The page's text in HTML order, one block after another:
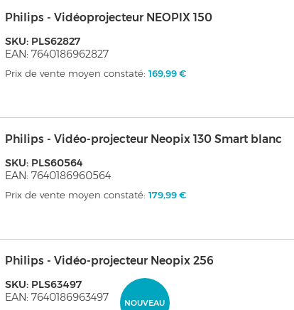
Philips - Vidéoprojecteur NEOPIX 150
SKU: PLS62827
EAN: 7640186962827
Prix de vente moyen constaté:169,99 €
Philips - Vidéo-projecteur Neopix 130 Smart blanc
SKU: PLS60564
EAN: 7640186960564
Prix de vente moyen constaté:179,99 €
Philips - Vidéo-projecteur Neopix 256
NOUVEAU
SKU: PLS63497
EAN: 7640186963497